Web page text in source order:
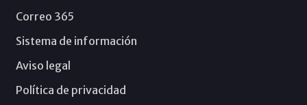
Correo 365
Sistema de información
Aviso legal
Política de privacidad